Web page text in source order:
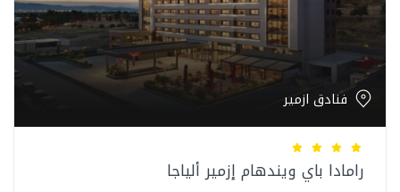
فنادق ازمير
رامادا باي ويندهام إزمير ألياجا